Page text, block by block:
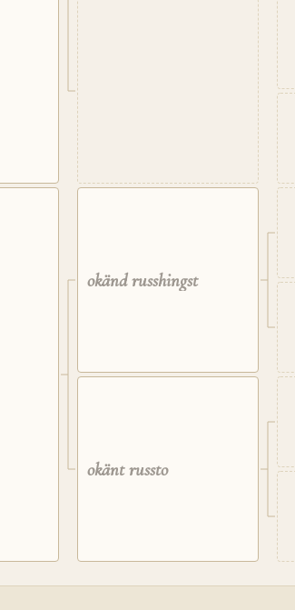
okänd russhingst
okänt russto